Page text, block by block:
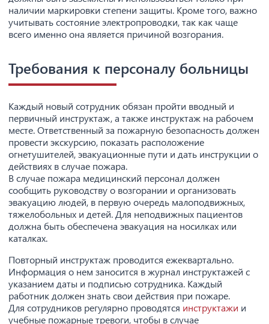
наличии маркировки степени защиты. Кроме того, важно
учитывать состояние электропроводки, так как чаще
всего именно она является причиной возгорания.
Требования к персоналу больницы
Каждый новый сотрудник обязан пройти вводный и
первичный инструктаж, а также инструктаж на рабочем
месте. Ответственный за пожарную безопасность должен
провести экскурсию, показать расположение
огнетушителей, эвакуационные пути и дать инструкции о
действиях в случае пожара.
В случае пожара медицинский персонал должен
сообщить руководству о возгорании и организовать
эвакуацию людей, в первую очередь малоподвижных,
тяжелобольных и детей. Для неподвижных пациентов
должна быть обеспечена эвакуация на носилках или
каталках.
Повторный инструктаж проводится ежеквартально.
Информация о нем заносится в журнал инструктажей с
указанием даты и подписью сотрудника. Каждый
работник должен знать свои действия при пожаре.
Для сотрудников регулярно проводятся инструктажи и
учебные пожарные тревоги, чтобы в случае